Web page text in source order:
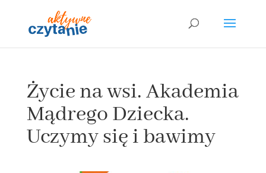
Życie na wsi. Akademia
Mądrego Dziecka.
Uczymy się i bawimy